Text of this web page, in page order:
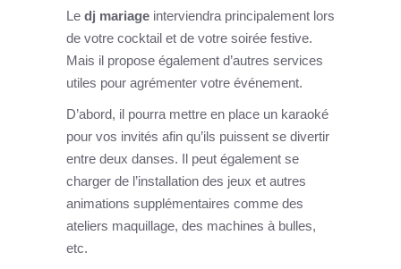
Le dj mariage interviendra principalement lors
de votre cocktail et de votre soirée festive.
Mais il propose également d’autres services
utiles pour agrémenter votre événement.
D’abord, il pourra mettre en place un karaoké
pour vos invités afin qu’ils puissent se divertir
entre deux danses. Il peut également se
charger de l’installation des jeux et autres
animations supplémentaires comme des
ateliers maquillage, des machines à bulles,
etc.